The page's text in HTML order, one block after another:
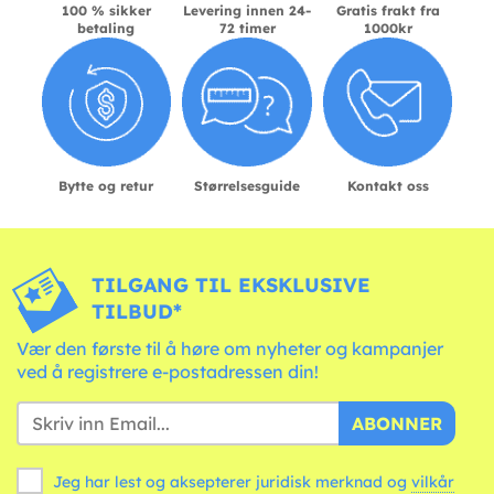
100 % sikker
betaling
Levering innen 24-
72 timer
Gratis frakt fra
1000kr
Bytte og retur Størrelsesguide Kontakt oss
TILGANG TIL EKSKLUSIVE
TILBUD*
Vær den første til å høre om nyheter og kampanjer
ved å registrere e-postadressen din!
ABONNER
Jeg har lest og aksepterer juridisk merknad og vilkår